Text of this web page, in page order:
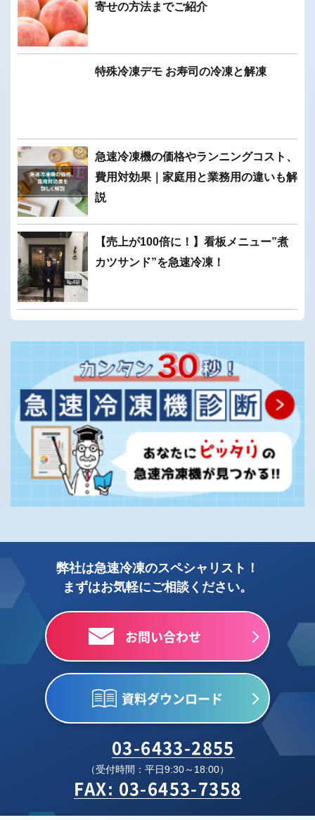
寄せの方法までご紹介
特殊冷凍デモ お寿司の冷凍と解凍
急速冷凍機の価格やランニングコスト、
費用対効果｜家庭用と業務用の違いも解
説
【売上が100倍に！】看板メニュー”煮
カツサンド”を急速冷凍！
弊社は急速冷凍のスペシャリスト！
まずはお気軽にご相談ください。
お問い合わせ
資料ダウンロード
03-6433-2855
（受付時間：平日9:30～18:00）
FAX: 03-6453-7358